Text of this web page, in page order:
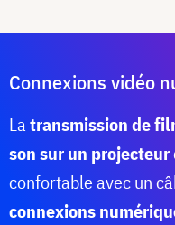
Connexions vidéo
Latransmission de
son sur un projecteur
confortable avec un
connexions